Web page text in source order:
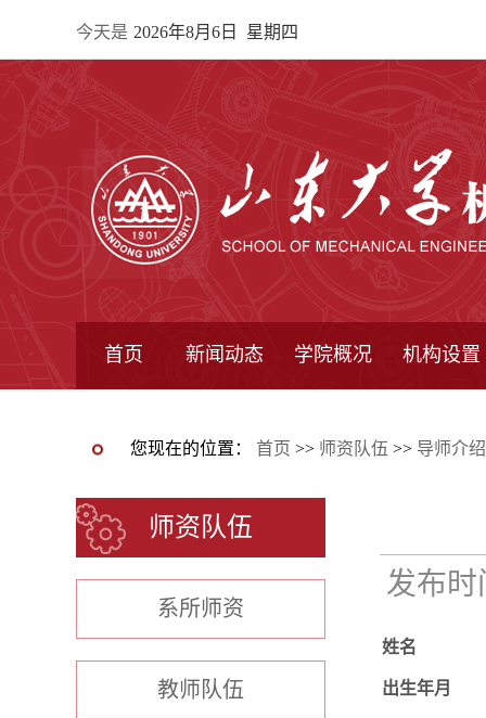
今天是 2026年8月6日 星期四
首页 新闻动态 学院概况 机构设置
您现在的位置： 首页 >> 师资队伍 >> 导师介绍
师资队伍
系所师资
教师队伍
发布
姓名
出生年月